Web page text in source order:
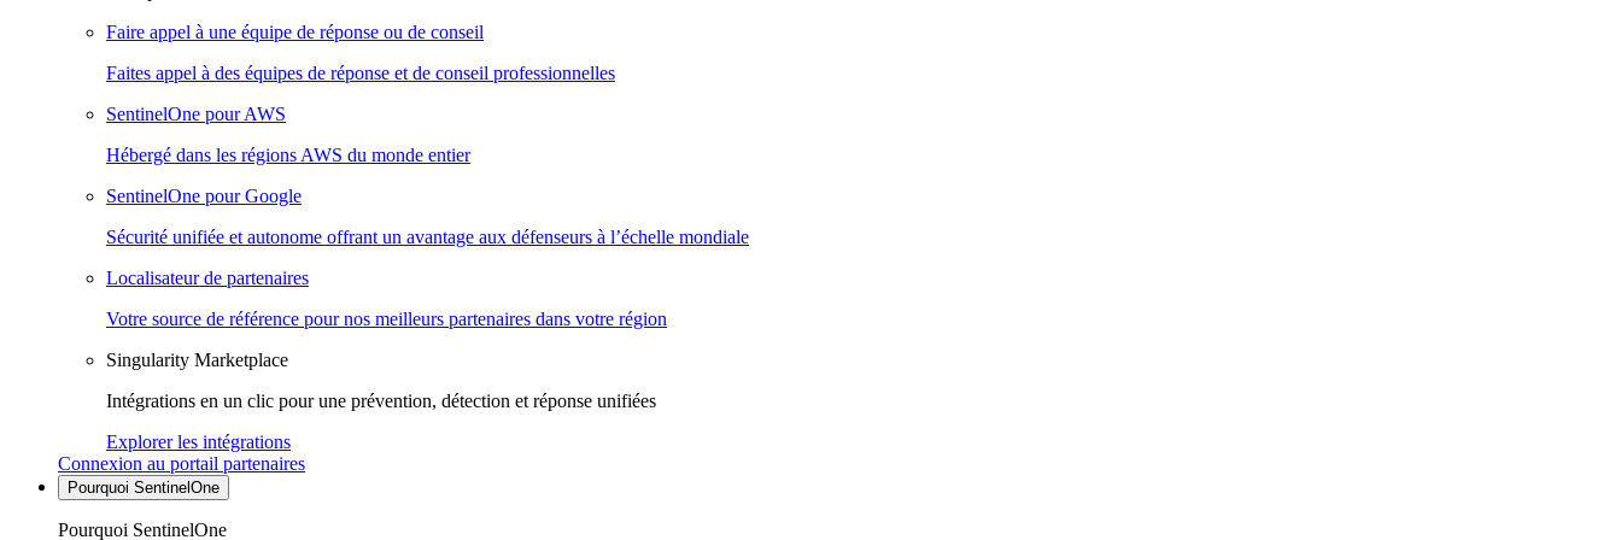
Faire appel à une équipe de réponse ou de conseil
Faites appel à des équipes de réponse et de conseil professionnelles
SentinelOne pour AWS
Hébergé dans les régions AWS du monde entier
SentinelOne pour Google
Sécurité unifiée et autonome offrant un avantage aux défenseurs à l’échelle mondiale
Localisateur de partenaires
Votre source de référence pour nos meilleurs partenaires dans votre région
Singularity Marketplace
Intégrations en un clic pour une prévention, détection et réponse unifiées
Explorer les intégrations
Connexion au portail partenaires
Pourquoi SentinelOne
Pourquoi SentinelOne